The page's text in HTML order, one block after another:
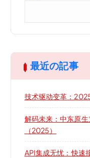
最近の記事
技术驱动变革：
解码未来：中东原
（2025）
API集成无忧：快速